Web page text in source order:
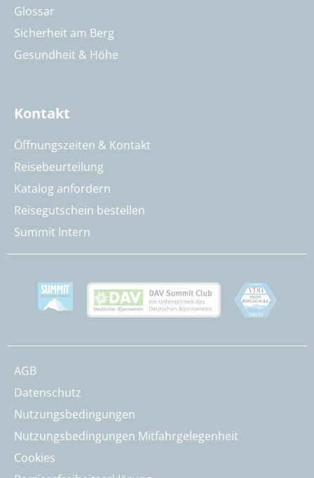
Glossar
Sicherheit am Berg
Gesundheit & Höhe
Kontakt
Öffnungszeiten & Kontakt
Reisebeurteilung
Katalog anfordern
Reisegutschein bestellen
Summit Intern
AGB
Datenschutz
Nutzungsbedingungen
Nutzungsbedingungen Mitfahrgelegenheit
Cookies